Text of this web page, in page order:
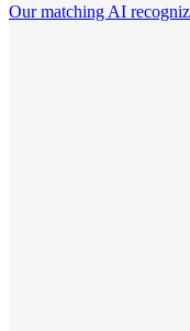
Our matching AI